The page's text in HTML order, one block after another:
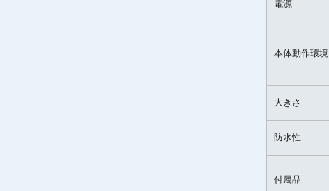
電源
本体動作環境
大きさ
防水性
付属品